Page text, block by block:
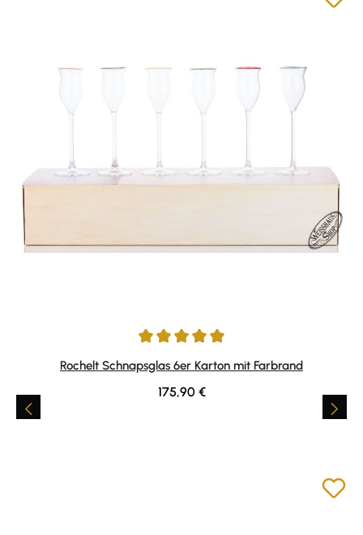
Durchschnittliche Bewertung von 5 von 5 Sternen
Rochelt Schnapsglas 6er Karton mit Farbrand
Regulärer Preis:
175,90 €